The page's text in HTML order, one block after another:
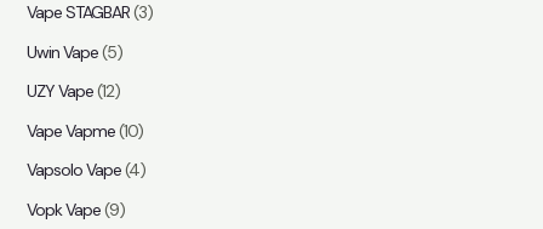
Vape STAGBAR(3)
Uwin Vape(5)
UZY Vape(12)
Vape Vapme(10)
Vapsolo Vape(4)
Vopk Vape(9)